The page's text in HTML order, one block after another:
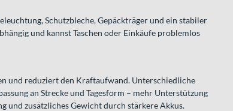
Schutzbleche, Gepäckträger und ein stabiler
und kannst Taschen oder Einkäufe problemlos
und reduziert den Kraftaufwand. Unterschiedliche
an Strecke und Tagesform – mehr Unterstützung
und zusätzliches Gewicht durch stärkere Akkus.